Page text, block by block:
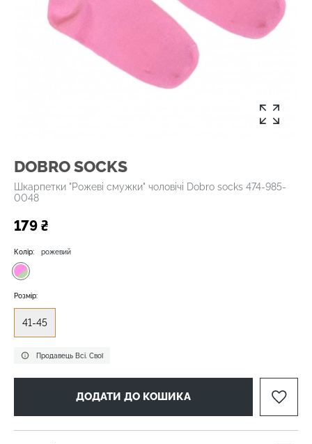
DOBRO SOCKS
Шкарпетки "Рожеві смужки" чоловічі Dobro socks 474-985-
0048
179 ₴
Продавець Всі. Свої
Колір: рожевий
Розмір:
41-45
ДОДАТИ ДО КОШИКА